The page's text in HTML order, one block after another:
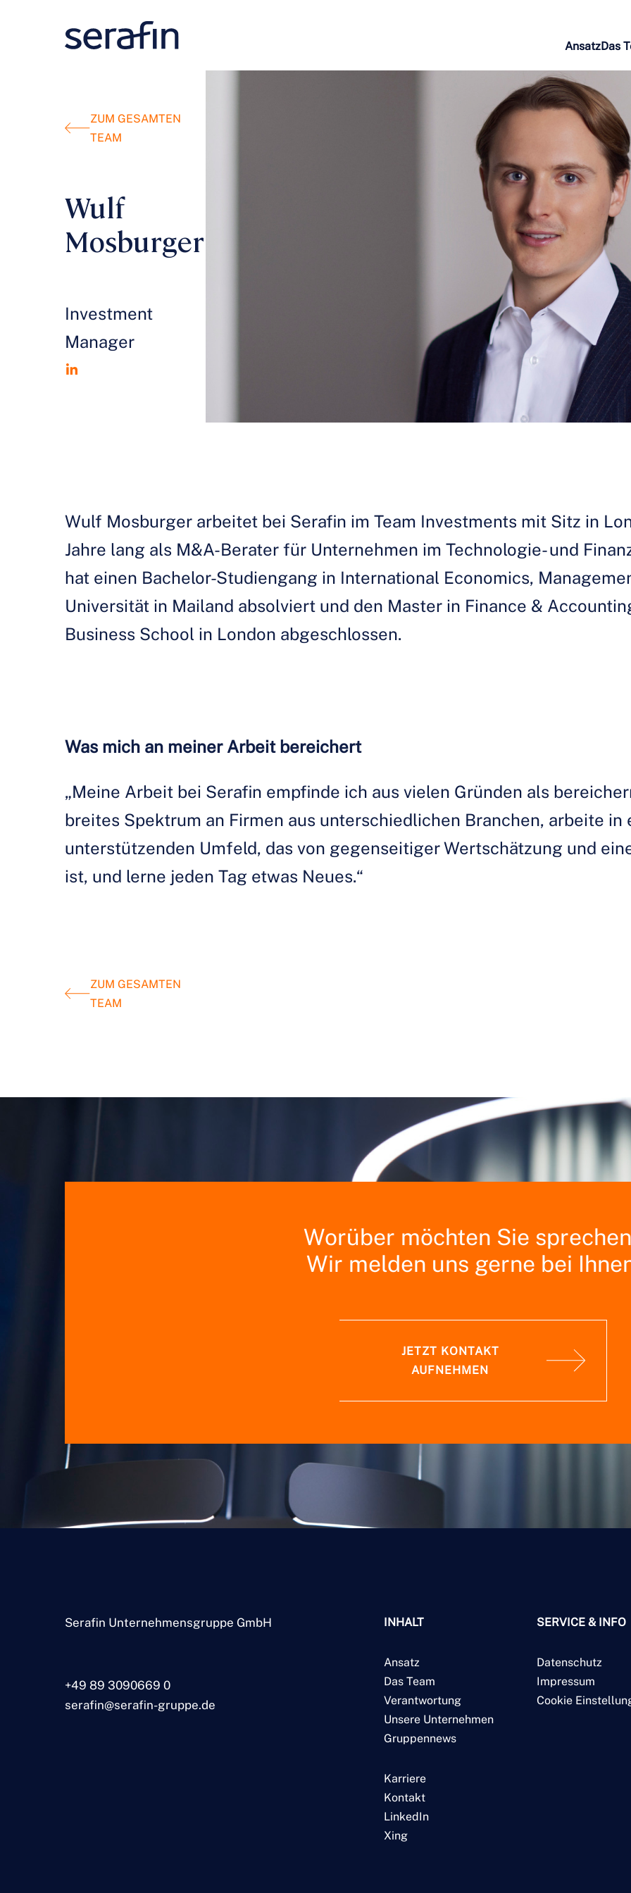
AnsatzDas
ZUM GESAMTEN
TEAM
Wulf
Mosburger
Investment
Manager
Wulf Mosburger arbeitet bei Serafin im Team Investments mit Sitz in
Jahre lang als M&A-Berater für Unternehmen im Technologie- und
hat einen Bachelor-Studiengang in International Economics,
Universität in Mailand absolviert und den Master in Finance &
Business School in London abgeschlossen.
Was mich an meiner Arbeit bereichert
„Meine Arbeit bei Serafin empfinde ich aus vielen Gründen als
breites Spektrum an Firmen aus unterschiedlichen Branchen, arbeite in
unterstützenden Umfeld, das von gegenseitiger Wertschätzung und
ist, und lerne jeden Tag etwas Neues.“
ZUM GESAMTEN
TEAM
Worüber möchten Sie
Wir melden uns gerne bei
JETZT KONTAKT
AUFNEHMEN
Serafin Unternehmensgruppe GmbH
+49 89 3090669 0
serafin@serafin-gruppe.de
INHALT
Ansatz
Das Team
Verantwortung
Unsere Unternehmen
Gruppennews
Karriere
Kontakt
LinkedIn
Xing
SERVICE & INFO
Datenschutz
Impressum
Cookie